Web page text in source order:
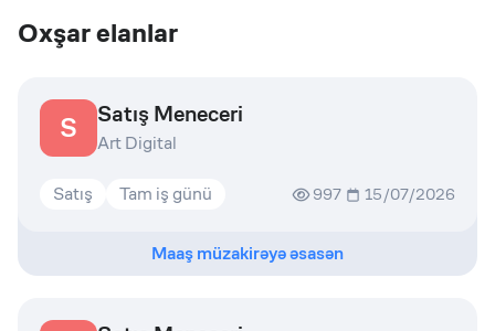
Oxşar elanlar
S Satış Meneceri
Art Digital
Satış Tam iş günü 997 15/07/2026
Maaş müzakirəyə əsasən